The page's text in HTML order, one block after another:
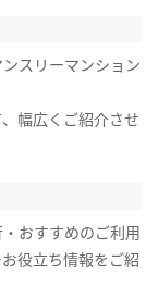
スリーマンション
幅広くご紹介させ
おすすめのご利用
役立ち情報をご紹